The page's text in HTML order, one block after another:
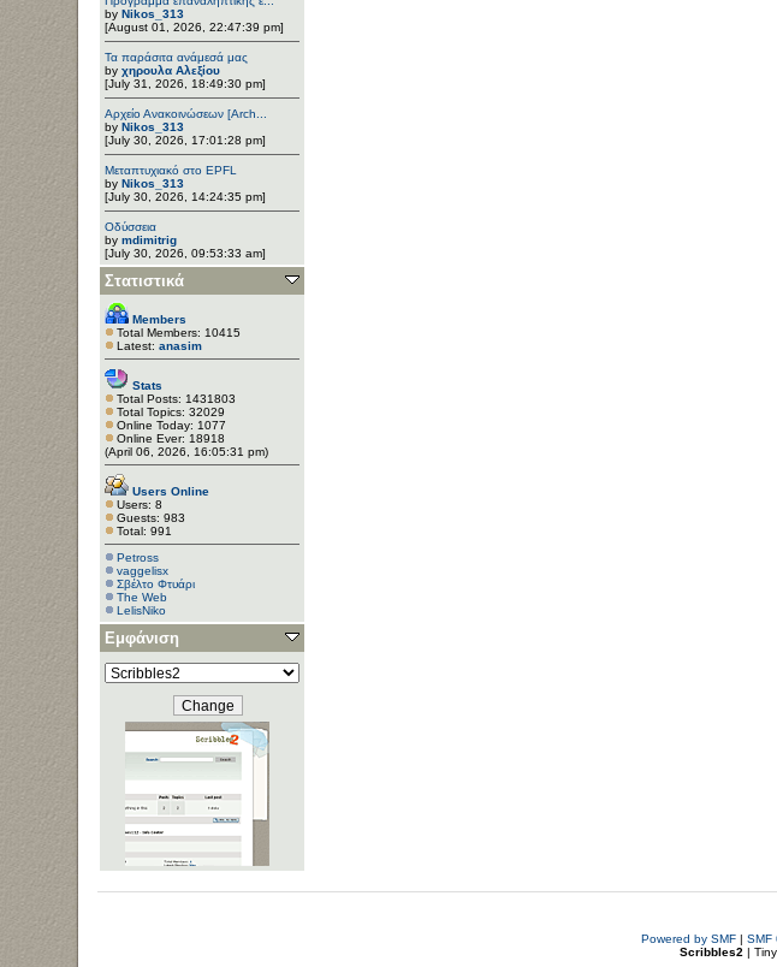
by Nikos_313
[August 01, 2026, 22:47:39 pm]
Τα παράσιτα ανάμεσά μας
by χηρουλα Αλεξίου
[July 31, 2026, 18:49:30 pm]
Αρχείο Ανακοινώσεων [Arch...
by Nikos_313
[July 30, 2026, 17:01:28 pm]
Μεταπτυχιακό στο EPFL
by Nikos_313
[July 30, 2026, 14:24:35 pm]
Οδύσσεια
by mdimitrig
[July 30, 2026, 09:53:33 am]
Στατιστικά
Members
Total Members: 10415
Latest: anasim
Stats
Total Posts: 1431803
Total Topics: 32029
Online Today: 1077
Online Ever: 18918
(April 06, 2026, 16:05:31 pm)
Users Online
Users: 8
Guests: 983
Total: 991
Petross
vaggelisx
Σβέλτο Φτυάρι
The Web
LelisNiko
Εμφάνιση
Powered by SMF| SMF
Scribbles2 |